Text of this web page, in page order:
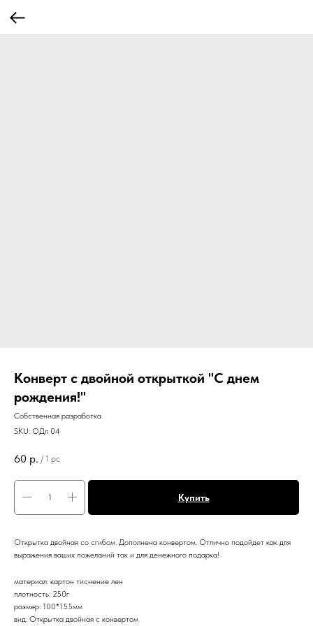
Конверт с двойной открыткой "С днем
рождения!"
Собственная разработка
SKU: ОДл 04
60 р. / 1 pc
Купить
Открытка двойная со сгибом. Дополнена конвертом. Отлично подойдет как для
выражения ваших пожеланий так и для денежного подарка!
материал: картон тиснение лен
плотность: 250г
размер: 100*155мм
вид: Открытка двойная с конвертом